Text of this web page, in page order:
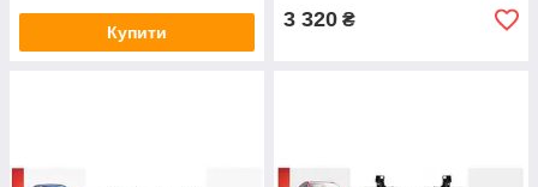
Купити
3 320 ₴